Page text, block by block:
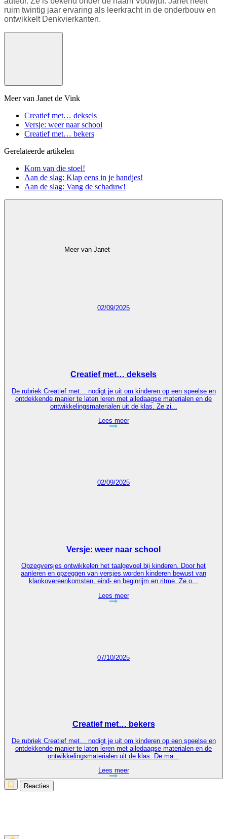
ruim twintig jaar ervaring als leerkracht in de onderbouw en
ontwikkelt Denkvierkanten.
Meer van Janet de Vink
Creatief met… deksels
Versje: weer naar school
Creatief met… bekers
Gerelateerde artikelen
Kom van die stoel!
Aan de slag: Klap eens in je handjes!
Aan de slag: Vang de schaduw!
Meer van Janet
02/09/2025
Creatief met… deksels
De rubriek Creatief met… nodigt je uit om kinderen op een speelse en
ontdekkende manier te laten leren met alledaagse materialen en de
ontwikkelingsmaterialen uit de klas. Ze zi...
Lees meer
02/09/2025
Versje: weer naar school
Opzegversjes ontwikkelen het taalgevoel bij kinderen. Door het
aanleren en opzeggen van versjes worden kinderen bewust van
klankovereenkomsten, eind- en beginrijm en ritme. Ze o...
Lees meer
07/10/2025
Creatief met… bekers
De rubriek Creatief met… nodigt je uit om kinderen op een speelse en
ontdekkende manier te laten leren met alledaagse materialen en de
ontwikkelingsmaterialen uit de klas. De ma...
Lees meer
Reacties